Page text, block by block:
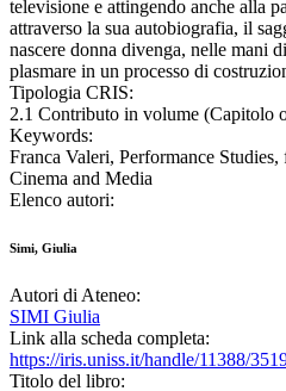
televisione e attingendo anche alla
attraverso la sua autobiografia, il
nascere donna divenga, nelle mani
plasmare in un processo di
Tipologia CRIS:
2.1 Contributo in volume (Capitolo
Keywords:
Franca Valeri, Performance
Cinema and Media
Elenco autori:
Simi, Giulia
Autori di Ateneo:
SIMI Giulia
Link alla scheda completa:
https://iris.uniss.it/handle/11388/
Titolo del libro: